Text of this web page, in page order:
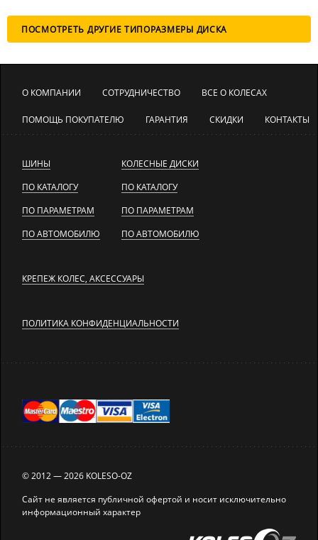
ПОСМОТРЕТЬ ДРУГИЕ ТИПОРАЗМЕРЫ ДИСКА
О КОМПАНИИ СОТРУДНИЧЕСТВО ВСЕ О КОЛЕСАХ
ПОМОЩЬ ПОКУПАТЕЛЮ ГАРАНТИЯ СКИДКИ КОНТАКТЫ
ШИНЫ
ПО КАТАЛОГУ
ПО ПАРАМЕТРАМ
ПО АВТОМОБИЛЮ
КОЛЕСНЫЕ ДИСКИ
ПО КАТАЛОГУ
ПО ПАРАМЕТРАМ
ПО АВТОМОБИЛЮ
КРЕПЕЖ КОЛЕС, АКСЕССУАРЫ
ПОЛИТИКА КОНФИДЕНЦИАЛЬНОСТИ
© 2012 — 2026 KOLESO-OZ
Сайт не является публичной офертой и носит исключительно
информационный характер